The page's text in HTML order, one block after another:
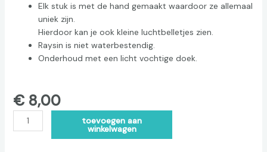
Elk stuk is met de hand gemaakt waardoor ze allemaal
uniek zijn.
Hierdoor kan je ook kleine luchtbelletjes zien.
Raysin is niet waterbestendig.
Onderhoud met een licht vochtige doek.
€8,00
toevoegen aan
winkelwagen